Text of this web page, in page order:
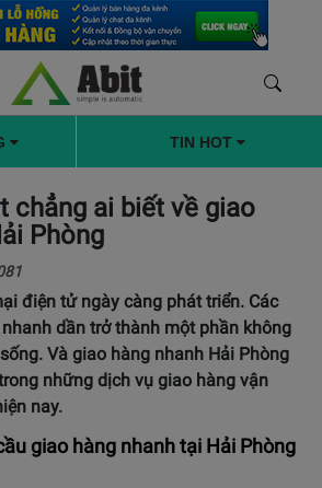
TIN HOT
chẳng ai biết về giao
Phòng
điện tử ngày càng phát triển. Các
dần trở thành một phần không
Và giao hàng nhanh Hải Phòng
những dịch vụ giao hàng vận
nay.
giao hàng nhanh tại Hải Phòng